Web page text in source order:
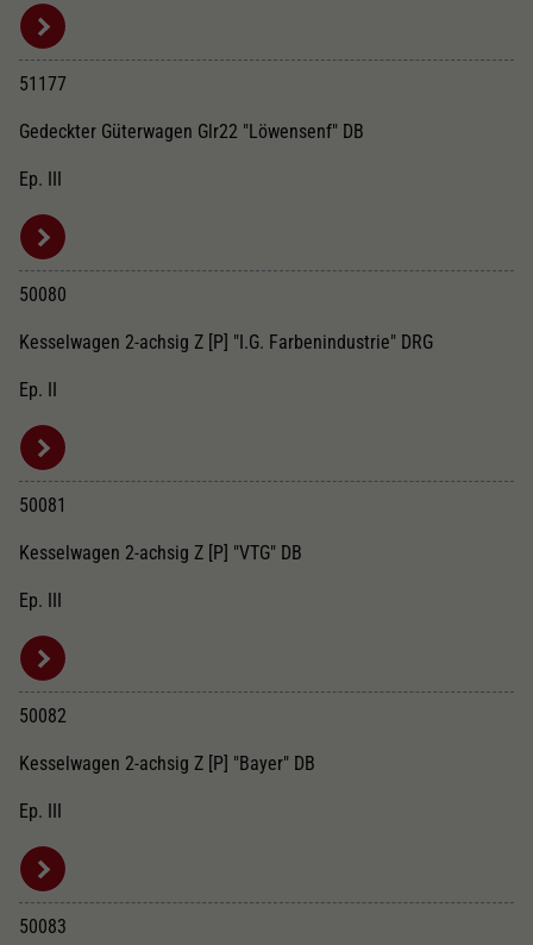
51177
Gedeckter Güterwagen Glr22 "Löwensenf" DB
Ep. III
50080
Kesselwagen 2-achsig Z [P] "I.G. Farbenindustrie" DRG
Ep. II
50081
Kesselwagen 2-achsig Z [P] "VTG" DB
Ep. III
50082
Kesselwagen 2-achsig Z [P] "Bayer" DB
Ep. III
50083